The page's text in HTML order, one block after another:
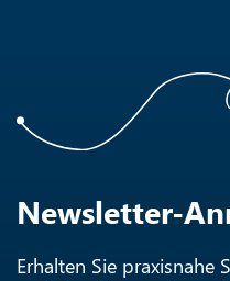
Newsletter-
Erhalten Sie praxisnahe